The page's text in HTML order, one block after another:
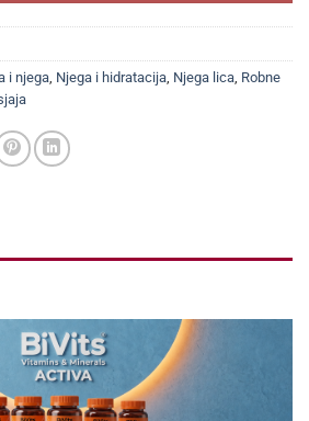
i njega Njega i hidratacija Njega lica Robne